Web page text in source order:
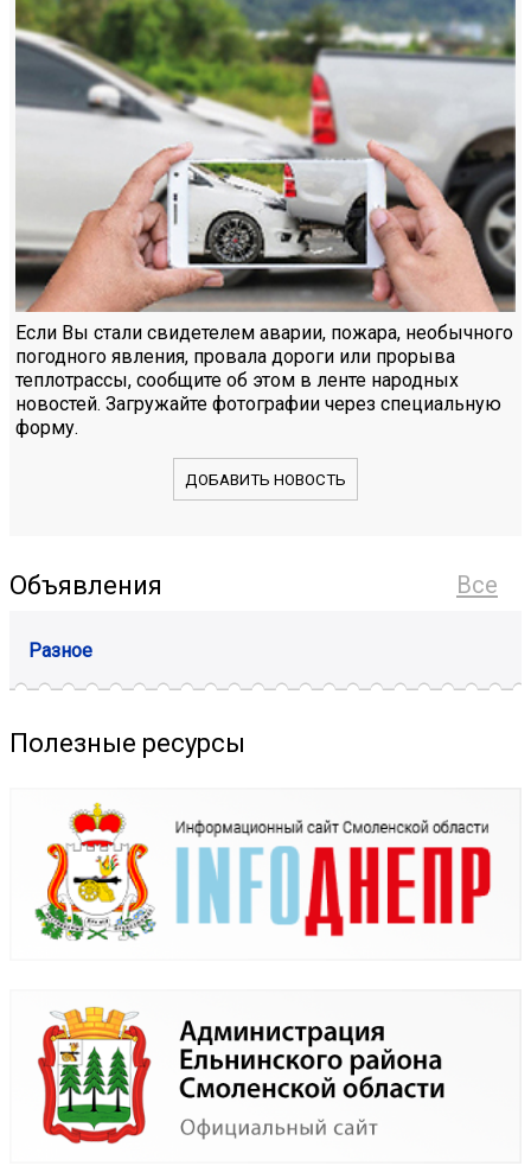
Если Вы стали свидетелем аварии, пожара, необычного
погодного явления, провала дороги или прорыва
теплотрассы, сообщите об этом в ленте народных
новостей. Загружайте фотографии через специальную
форму.
ДОБАВИТЬ НОВОСТЬ
Все
Объявления
Разное
Полезные ресурсы